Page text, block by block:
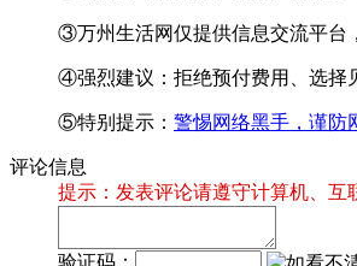
③万州生活网仅提供信息交流平台
④强烈建议：拒绝预付费用、选择
⑤特别提示： 警惕网络黑手，谨防
评论信息
提示：发表评论请遵守计算机、
验证码：